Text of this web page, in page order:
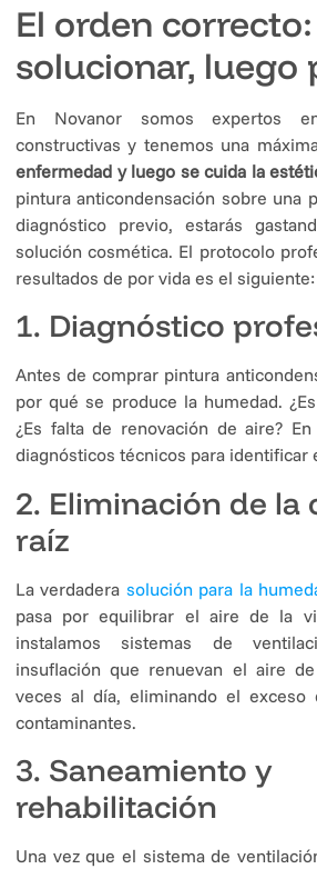
El orden
solucionar, luego
En Novanor somos expertos
constructivas y tenemos una
enfermedad y luego se cuida la
pintura anticondensación sobre una
diagnóstico previo, estarás
solución cosmética. El protocolo
resultados de por vida es el siguiente:
1. Diagnóstico
Antes de comprar pintura
por qué se produce la humedad.
¿Es falta de renovación de aire?
diagnósticos técnicos para identificar
2. Eliminación de la
raíz
La verdadera solución para la
pasa por equilibrar el aire de la
instalamos sistemas de
insuflación que renuevan el aire
veces al día, eliminando el
contaminantes.
3. Saneamiento y
rehabilitación
Una vez que el sistema de